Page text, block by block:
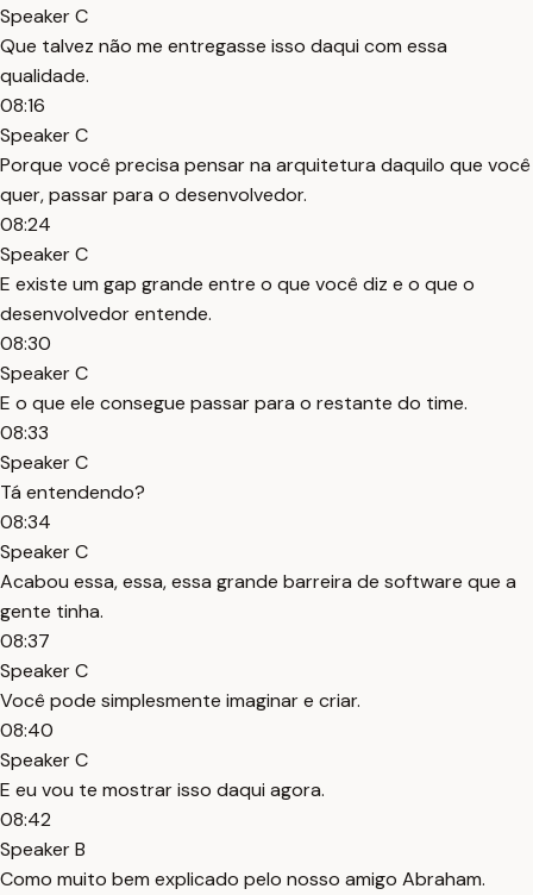
Speaker C
Que talvez não me entregasse isso daqui com essa
qualidade.
08:16
Speaker C
Porque você precisa pensar na arquitetura daquilo que você
quer, passar para o desenvolvedor.
08:24
Speaker C
E existe um gap grande entre o que você diz e o que o
desenvolvedor entende.
08:30
Speaker C
E o que ele consegue passar para o restante do time.
08:33
Speaker C
Tá entendendo?
08:34
Speaker C
Acabou essa, essa, essa grande barreira de software que a
gente tinha.
08:37
Speaker C
Você pode simplesmente imaginar e criar.
08:40
Speaker C
E eu vou te mostrar isso daqui agora.
08:42
Speaker B
Como muito bem explicado pelo nosso amigo Abraham.